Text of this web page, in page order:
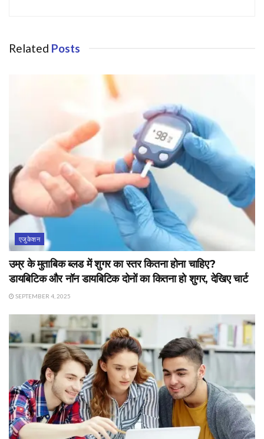
Related Posts
एजुकेशन
उम्र के मुताबिक ब्लड में शुगर का स्तर कितना होना चाहिए?
डायबिटिक और नॉन डायबिटिक दोनों का कितना हो शुगर, देखिए चार्ट
SEPTEMBER 4, 2025